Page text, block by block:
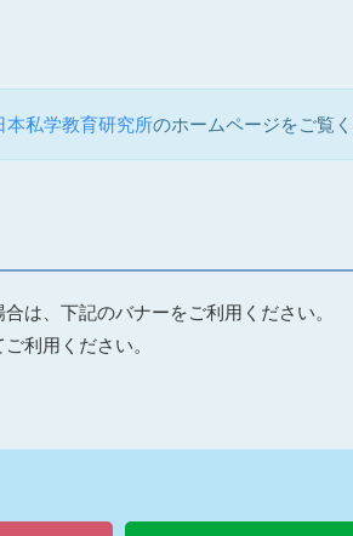
本私学教育研究所のホームページをご覧く
は、下記のバナーをご利用ください。
利用ください。